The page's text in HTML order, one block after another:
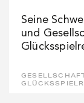
Seine
und